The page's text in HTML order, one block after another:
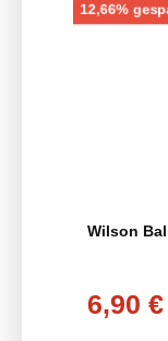
12,66%
Wilson
6,90 €